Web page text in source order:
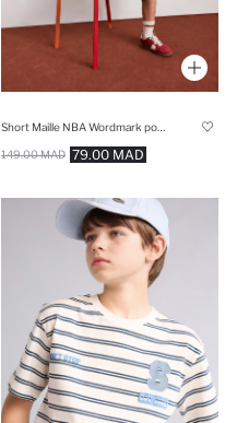
79.00 MAD
149.00 MAD